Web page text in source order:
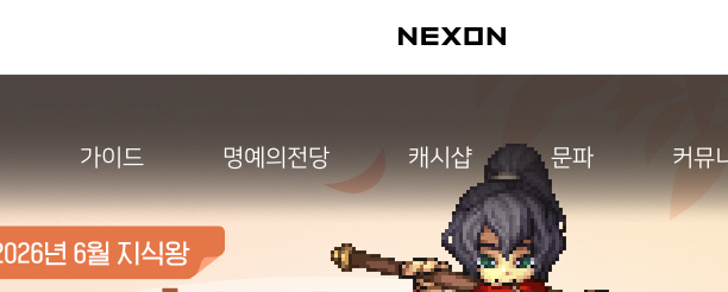
가이드 명예의전당 캐시샵 문파 커뮤